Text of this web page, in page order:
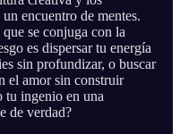
encuentro de mentes.
se conjuga con la
es dispersar tu energía
sin profundizar, o buscar
el amor sin construir
tu ingenio en una
de verdad?